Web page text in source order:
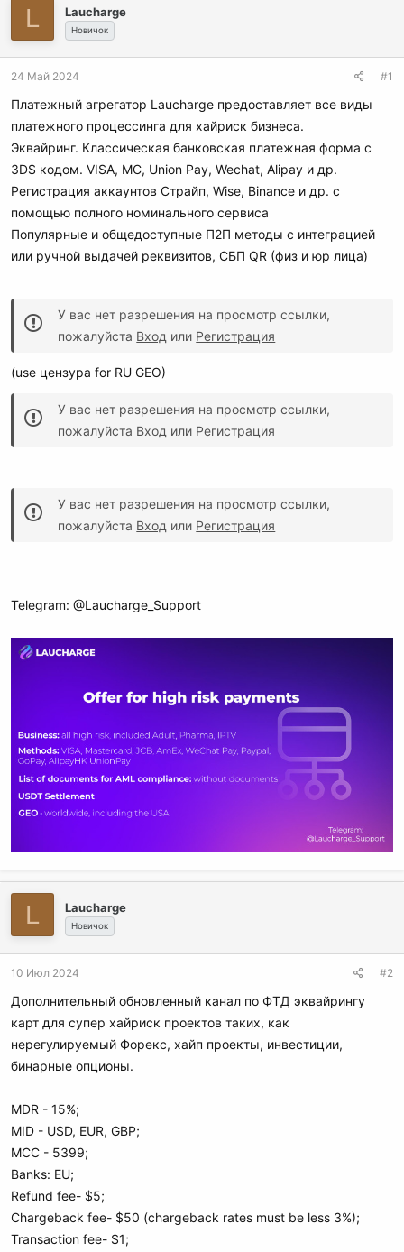
т
е
м
ы
н
а
L Laucharge
Новичок
24 Май 2024 #1
Платежный агрегатор Laucharge предоставляет все виды
платежного процессинга для хайриск бизнеса.
Эквайринг. Классическая банковская платежная форма с
3DS кодом. VISA, MC, Union Pay, Wechat, Alipay и др.
Регистрация аккаунтов Страйп, Wise, Binance и др. с
помощью полного номинального сервиса
Популярные и общедоступные П2П методы с интеграцией
или ручной выдачей реквизитов, СБП QR (физ и юр лица)
У вас нет разрешения на просмотр ссылки,
пожалуйста Вход или Регистрация
(use цензура for RU GEO)
У вас нет разрешения на просмотр ссылки,
пожалуйста Вход или Регистрация
У вас нет разрешения на просмотр ссылки,
пожалуйста Вход или Регистрация
Telegram: @Laucharge_Support
L Laucharge
Новичок
10 Июл 2024 #2
Дополнительный обновленный канал по ФТД эквайрингу
карт для супер хайриск проектов таких, как
нерегулируемый Форекс, хайп проекты, инвестиции,
бинарные опционы.
MDR - 15%;
MID - USD, EUR, GBP;
MCC - 5399;
Banks: EU;
Refund fee- $5;
Chargeback fee- $50 (chargeback rates must be less 3%);
Transaction fee- $1;